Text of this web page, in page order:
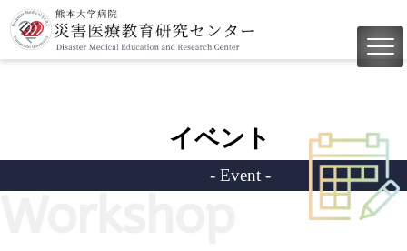
イベント
- Event -